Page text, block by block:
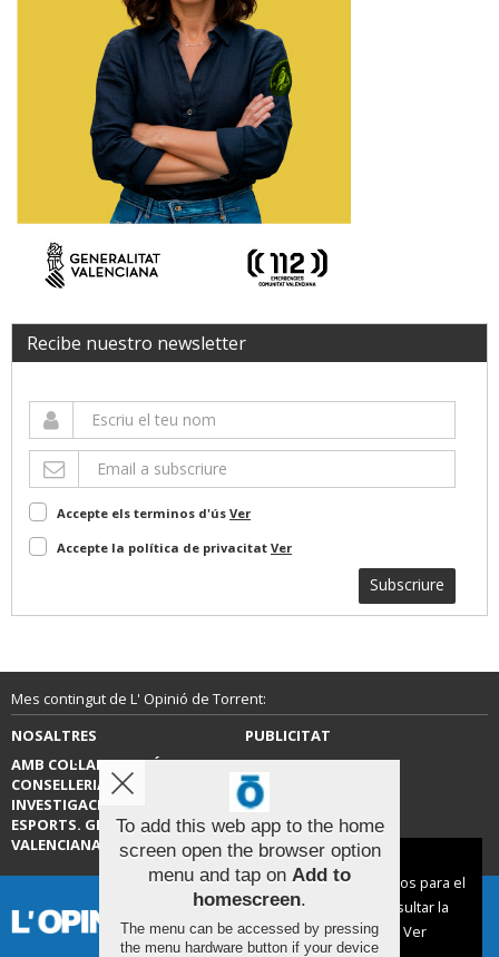
Recibe nuestro newsletter
Accepte els terminos d'ús Ver
Accepte la política de privacitat Ver
Subscriure
Mes contingut de L' Opinió de Torrent:
NOSALTRES
PUBLICITAT
AMB COL·LABORACIÓ DE LA
CONSELLERIA D’EDUCACIÓ,
INVESTIGACIÓ, CULTURA I
ESPORTS. GENERALITAT
VALENCIANA.
CONTACTE
To add this web app to the home
screen open the browser option
menu and tap on Add to
homescreen.
The menu can be accessed by pressing
the menu hardware button if your device
Aviso sobre el Uso de cookies:
Utilizamos cookies nuestras y de terceros para el
funcionamiento del digital. Puedes consultar la
lista de cookies y como desconectarlas.
Ver